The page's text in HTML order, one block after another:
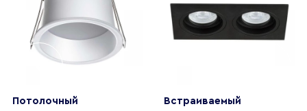
Потолочный
Встраиваемый